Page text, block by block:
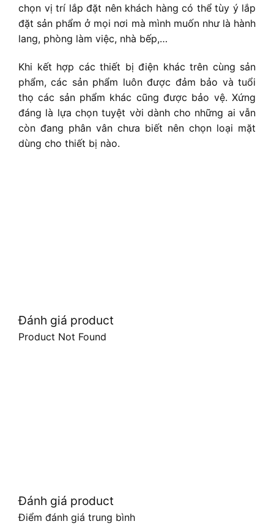
chọn vị trí lắp đặt nên khách hàng có thể tùy ý lắp
đặt sản phẩm ở mọi nơi mà mình muốn như là hành
lang, phòng làm việc, nhà bếp,…
Khi kết hợp các thiết bị điện khác trên cùng sản
phẩm, các sản phẩm luôn được đảm bảo và tuổi
thọ các sản phẩm khác cũng được bảo vệ. Xứng
đáng là lựa chọn tuyệt vời dành cho những ai vẫn
còn đang phân vân chưa biết nên chọn loại mặt
dùng cho thiết bị nào.
Đánh giá product
Product Not Found
Đánh giá product
Điểm đánh giá trung bình